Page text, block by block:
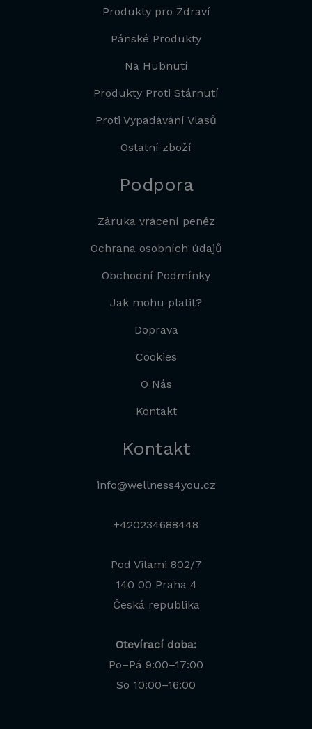
Produkty pro Zdraví
Pánské Produkty
Na Hubnutí
Produkty Proti Stárnutí
Proti Vypadávání Vlasů
Ostatní zboží
Podpora
Záruka vrácení peněz
Ochrana osobních údajů
Obchodní Podmínky
Jak mohu platit?
Doprava
Cookies
O Nás
Kontakt
Kontakt
info@wellness4you.cz
+420234688448
Pod Vilami 802/7
140 00 Praha 4
Česká republika
Otevírací doba:
Po–Pá 9:00–17:00
So 10:00–16:00